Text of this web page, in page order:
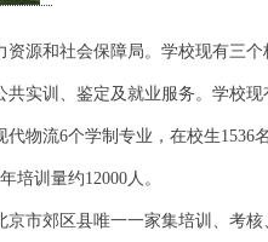
源和社会保障局。学校现有三
实训、鉴定及就业服务。学校
物流6个学制专业，在校生1536
培训量约12000人。
市郊区县唯一一家集培训、考